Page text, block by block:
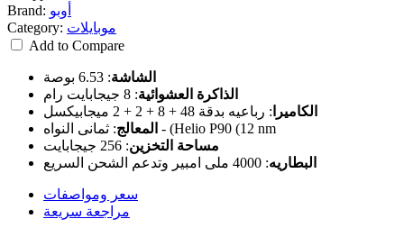
Brand: أوبو
Category: موبايلات
Add to Compare
الشاشة: 6.53 بوصة
الذاكرة العشوائية: 8 جيجابايت رام
الكاميرا : رباعيه بدقة 48 + 8 + 2 + 2 ميجابيكسل
المعالج:
ثمانى النواه - (Helio P90 (12 nm
مساحة التخزين: 256 جيجابايت
البطاريه: 4000 ملى امبير وتدعم الشحن السريع
سعر ومواصفات
مراجعة سريعة